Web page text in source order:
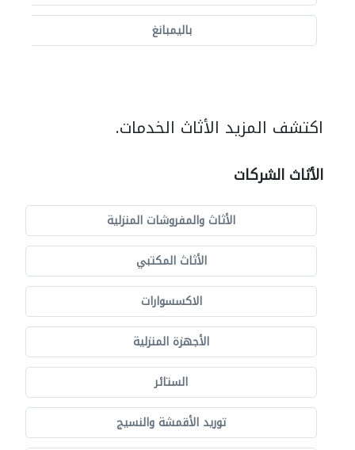
باليمبانغ
اكتشف المزيد الأثاث الخدمات.
الأثاث الشركات
الأثاث والمفروشات المنزلية
الأثاث المكتبي
الاكسسوارات
الأجهزة المنزلية
الستائر
توريد الأقمشة والنسيج